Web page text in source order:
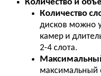
Количество и
Количество
дисков можно
камер и
2-4 слота.
максимальный